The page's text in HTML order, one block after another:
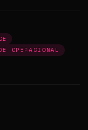
OPERACIONAL